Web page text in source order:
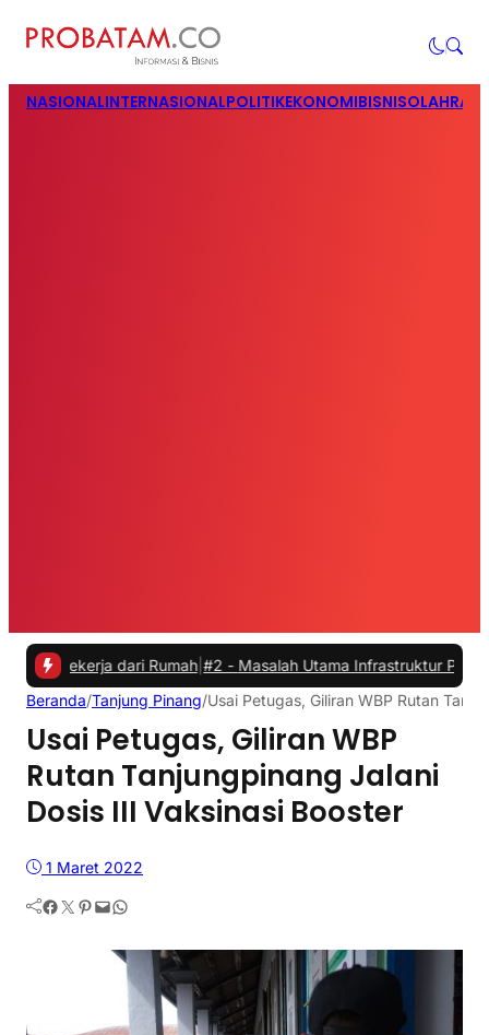
NASIONALINTERNASIONALPOLITIKEKONOMIBISNIS
dari Rumah|#2 -Masalah Utama Infrastruktur Pengisian Daya
Beranda/Tanjung Pinang/Usai Petugas, Giliran WBP Rutan
Usai Petugas, Giliran WBP
Rutan Tanjungpinang Jalani
Dosis III Vaksinasi Booster
1 Maret 2022
Facebook Twitter Pinterest Mail WhatsApp